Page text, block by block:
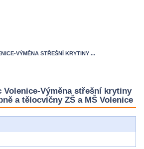
VÝMĚNA STŘEŠNÍ KRYTINY ...
Volenice-Výměna střešní krytiny
a tělocvičny ZŠ a MŠ Volenice